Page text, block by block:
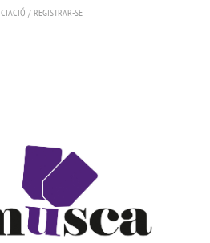
/ REGISTRAR-SE